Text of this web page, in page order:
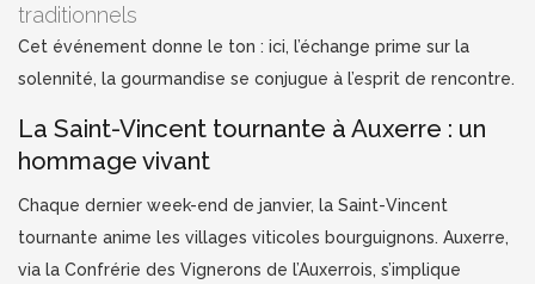
traditionnels
Cet événement donne le ton : ici, l’échange prime sur la
solennité, la gourmandise se conjugue à l’esprit de rencontre.
La Saint-Vincent tournante à Auxerre : un
hommage vivant
Chaque dernier week-end de janvier, la Saint-Vincent
tournante anime les villages viticoles bourguignons. Auxerre,
via la Confrérie des Vignerons de l’Auxerrois, s’implique